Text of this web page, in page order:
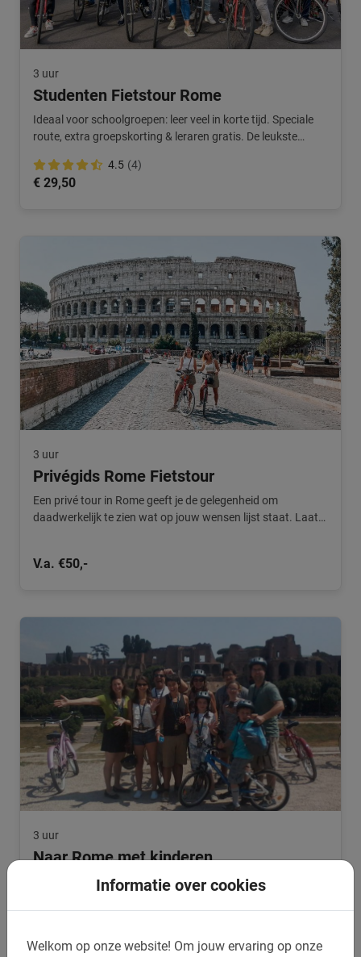
Informatie over cookies
Welkom op onze website! Om jouw ervaring op onze
3 uur
Studenten Fietstour Rome
Ideaal voor schoolgroepen: leer veel in korte tijd. Speciale
route, extra groepskorting & leraren gratis. De leukste
4.5 (4)
€ 29,50
3 uur
Privégids Rome Fietstour
Een privé tour in Rome geeft je de gelegenheid om
daadwerkelijk te zien wat op jouw wensen lijst staat. Laat
V.a. €50,-
3 uur
Naar Rome met kinderen
Bezoek je binnenkort Rome en reizen de kinderen mee?
Speciale kinderkorting.
€ 42,50